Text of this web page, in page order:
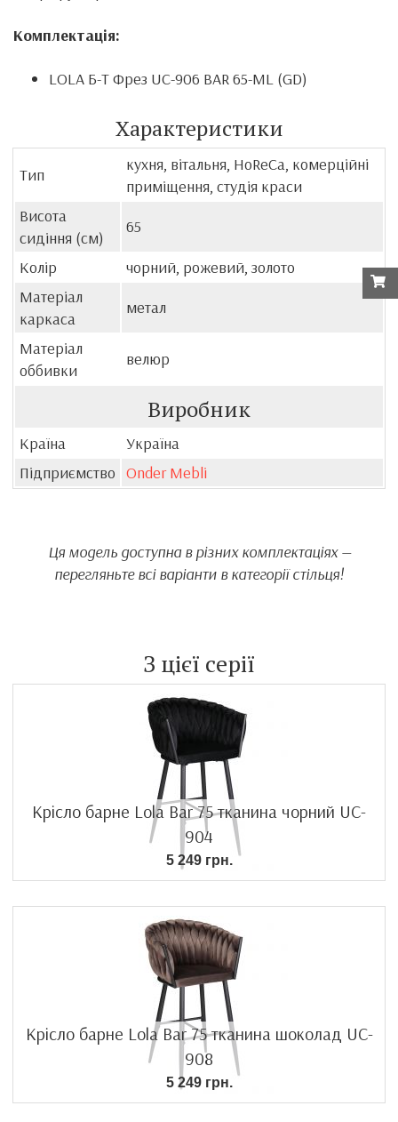
Комплектація:
LOLA Б-Т Фрез UC-906 BAR 65-ML (GD)
Характеристики
Тип
кухня, вітальня, HoReCa, комерційні
приміщення, студія краси
Висота
сидіння (см)
65
Колір
чорний, рожевий, золото
Матеріал
каркаса
метал
Матеріал
оббивки
велюр
Виробник
Країна
Україна
Підприємство Onder Mebli
Ця модель доступна в різних комплектаціях —
перегляньте всі варіанти в категорії стільця!
З цієї серії
Крісло барне Lola Bar 75 тканина чорний UC-
904
5 249 грн.
Крісло барне Lola Bar 75 тканина шоколад UC-
908
5 249 грн.